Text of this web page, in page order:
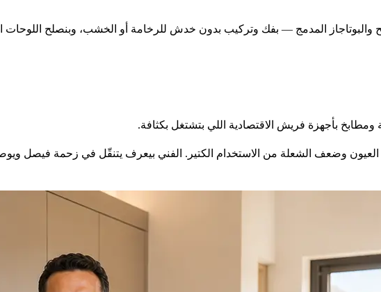
المدمج — بفك وتركيب بدون خدش للرخامة أو الخشب، وبنصلح اللوحات
بأجهزة فريش الاقتصادية اللي بتشتغل بكثافة.
العيون وضعف الشعلة من الاستخدام الكتير. الفني بيعرف يتنقّل في زحمة فيصل